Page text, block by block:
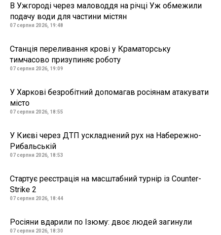
В Ужгороді через маловоддя на річці Уж обмежили
подачу води для частини містян
07 серпня 2026, 19:48
Станція переливання крові у Краматорську
тимчасово призупиняє роботу
07 серпня 2026, 19:09
У Харкові безробітний допомагав росіянам атакувати
місто
07 серпня 2026, 18:55
У Києві через ДТП ускладнений рух на Набережно-
Рибальській
07 серпня 2026, 18:53
Стартує реєстрація на масштабний турнір із Counter-
Strike 2
07 серпня 2026, 18:44
Росіяни вдарили по Ізюму: двоє людей загинули
07 серпня 2026, 18:30